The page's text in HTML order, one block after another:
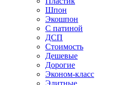
Шпон
Экошпон
С патиной
ДСП
Стоимость
Дешевые
Дорогие
Эконом-класс
Элитные